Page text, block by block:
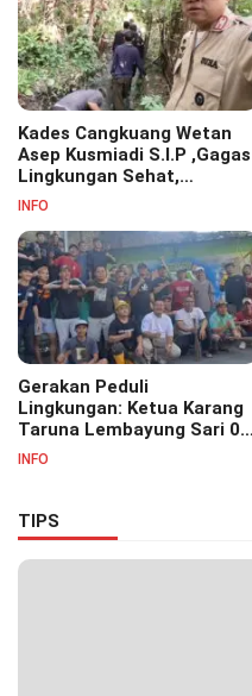
Kades Cangkuang Wetan
Asep Kusmiadi S.I.P ,Gagas
Lingkungan Sehat,
Bersihkan Saluran Air di RW
INFO
Gerakan Peduli
Lingkungan: Ketua Karang
Taruna Lembayung Sari 09
Irvan Permana Ajak
INFO
TIPS